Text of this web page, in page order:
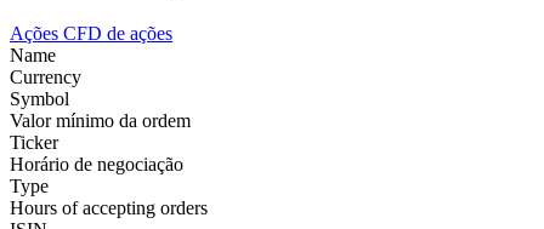
Ações CFD de ações
Name
Currency
Symbol
Valor mínimo da ordem
Ticker
Horário de negociação
Type
Hours of accepting orders